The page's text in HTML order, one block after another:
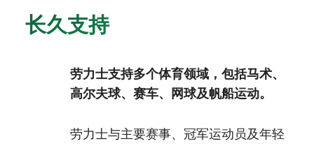
长久支持
劳力士支持多个体育领域，包括马术、
高尔夫球、赛车、网球及帆船运动。
劳力士与主要赛事、冠军运动员及年轻